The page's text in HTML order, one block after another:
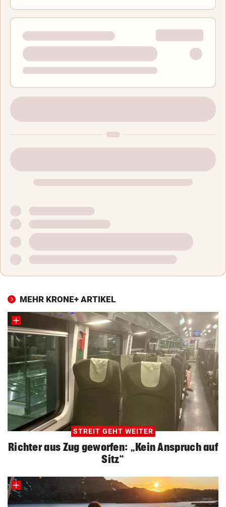
MEHR KRONE+ ARTIKEL
STREIT GEHT WEITER
Richter aus Zug geworfen: „Kein Anspruch auf
Sitz“